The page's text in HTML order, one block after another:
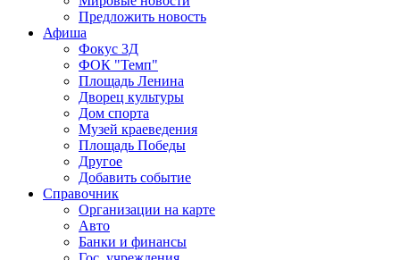
Предложить новость
Афиша
Фокус 3Д
ФОК "Темп"
Площадь Ленина
Дворец культуры
Дом спорта
Музей краеведения
Площадь Победы
Другое
Добавить событие
Справочник
Организации на карте
Авто
Банки и финансы